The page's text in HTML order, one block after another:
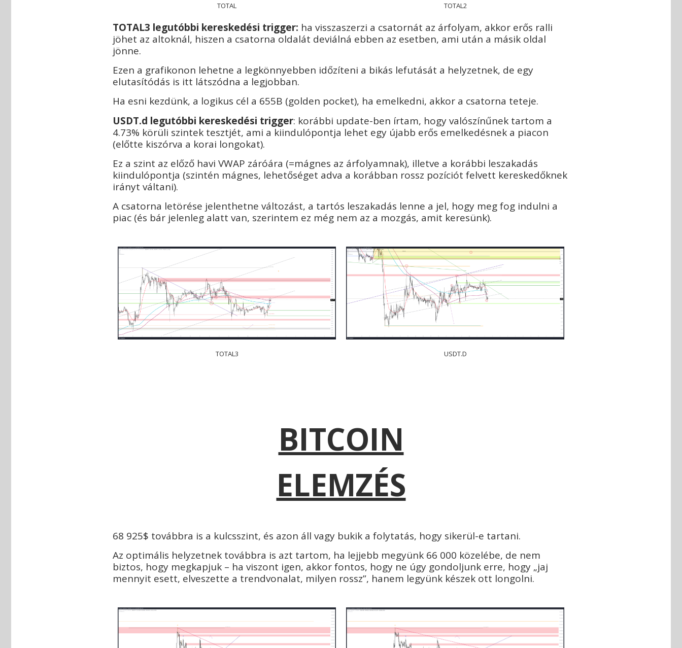
TOTAL TOTAL2
TOTAL3 legutóbbi kereskedési trigger: ha visszaszerzi a csatornát az árfolyam, akkor erős ralli
jöhet az altoknál, hiszen a csatorna oldalát deviálná ebben az esetben, ami után a másik oldal
jönne.
Ezen a grafikonon lehetne a legkönnyebben időzíteni a bikás lefutását a helyzetnek, de egy
elutasítódás is itt látszódna a legjobban.
Ha esni kezdünk, a logikus cél a 655B (golden pocket), ha emelkedni, akkor a csatorna teteje.
USDT.d legutóbbi kereskedési trigger: korábbi update-ben írtam, hogy valószínűnek tartom a
4.73% körüli szintek tesztjét, ami a kiindulópontja lehet egy újabb erős emelkedésnek a piacon
(előtte kiszórva a korai longokat).
Ez a szint az előző havi VWAP záróára (=mágnes az árfolyamnak), illetve a korábbi leszakadás
kiindulópontja (szintén mágnes, lehetőséget adva a korábban rossz pozíciót felvett kereskedőknek
irányt váltani).
A csatorna letörése jelenthetne változást, a tartós leszakadás lenne a jel, hogy meg fog indulni a
piac (és bár jelenleg alatt van, szerintem ez még nem az a mozgás, amit keresünk).
TOTAL3 USDT.D
BITCOIN
ELEMZÉS
68 925$ továbbra is a kulcsszint, és azon áll vagy bukik a folytatás, hogy sikerül-e tartani.
Az optimális helyzetnek továbbra is azt tartom, ha lejjebb megyünk 66 000 közelébe, de nem
biztos, hogy megkapjuk – ha viszont igen, akkor fontos, hogy ne úgy gondoljunk erre, hogy „jaj
mennyit esett, elveszette a trendvonalat, milyen rossz”, hanem legyünk készek ott longolni.